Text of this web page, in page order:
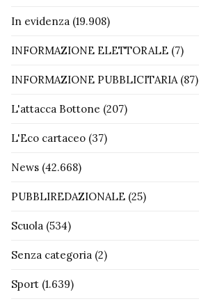
In evidenza (19.908)
INFORMAZIONE ELETTORALE (7)
INFORMAZIONE PUBBLICITARIA(87)
L'attacca Bottone (207)
L'Eco cartaceo (37)
News (42.668)
PUBBLIREDAZIONALE (25)
Scuola (534)
Senza categoria (2)
Sport (1.639)